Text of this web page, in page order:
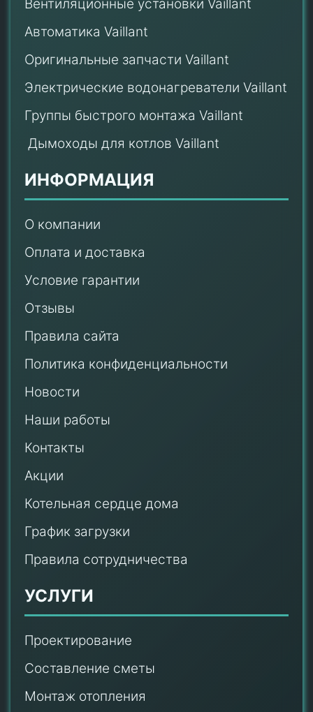
Вентиляционные установки Vaillant
Автоматика Vaillant
Оригинальные запчасти Vaillant
Электрические водонагреватели Vaillant
Группы быстрого монтажа Vaillant
Дымоходы для котлов Vaillant
ИНФОРМАЦИЯ
О компании
Оплата и доставка
Условие гарантии
Отзывы
Правила сайта
Политика конфиденциальности
Новости
Наши работы
Контакты
Акции
Котельная сердце дома
График загрузки
Правила сотрудничества
УСЛУГИ
Проектирование
Составление сметы
Монтаж отопления